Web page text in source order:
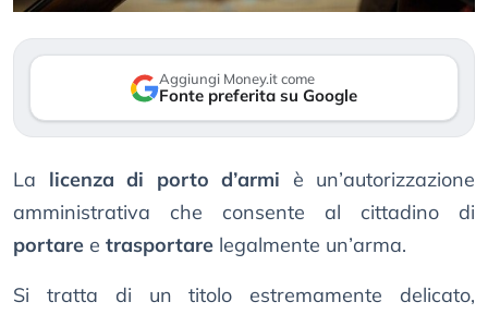
Aggiungi Money.it come
Fonte preferita su Google
La licenza di porto d’armi è un’autorizzazione
amministrativa che consente al cittadino di
portare e trasportare legalmente un’arma.
Si tratta di un titolo estremamente delicato,